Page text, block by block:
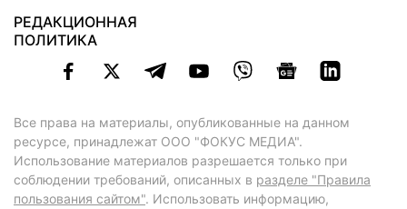
РЕДАКЦИОННАЯ
ПОЛИТИКА
Все права на материалы, опубликованные на данном
ресурсе, принадлежат ООО "ФОКУС МЕДИА".
Использование материалов разрешается только при
соблюдении требований, описанных в разделе "Правила
пользования сайтом". Использовать информацию,